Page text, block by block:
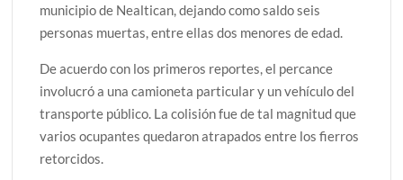
municipio de Nealtican, dejando como saldo seis
personas muertas, entre ellas dos menores de edad.
De acuerdo con los primeros reportes, el percance
involucró a una camioneta particular y un vehículo del
transporte público. La colisión fue de tal magnitud que
varios ocupantes quedaron atrapados entre los fierros
retorcidos.